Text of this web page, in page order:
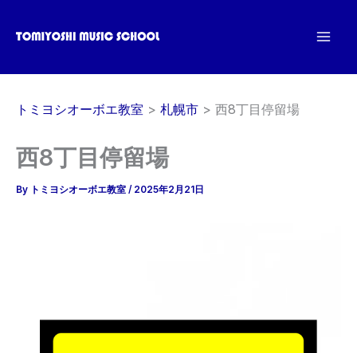
ス
トミヨシオーボエ教室 札幌市 西8丁目停留場
西8丁目停留場
By トミヨシオーボエ教室 / 2025年2月21日